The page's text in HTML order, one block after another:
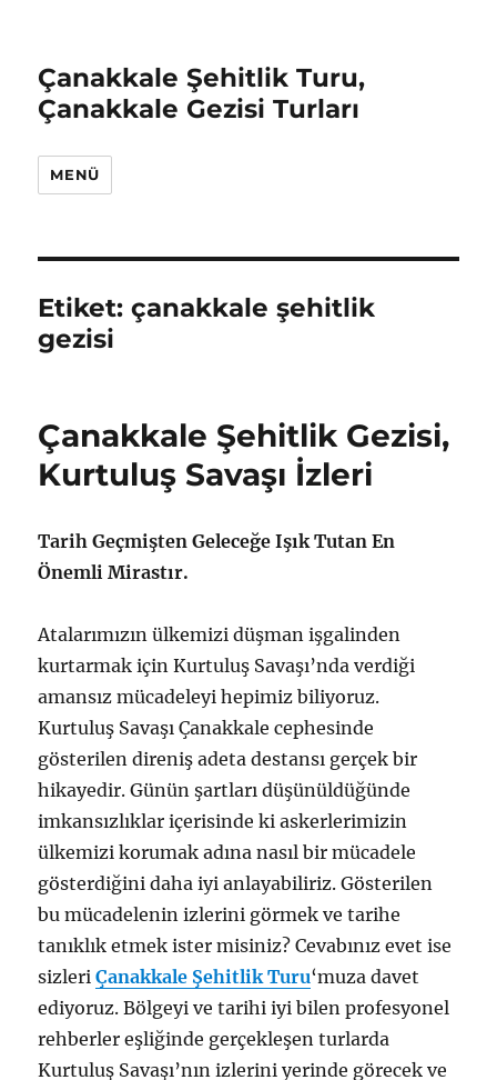
Çanakkale Şehitlik Turu,
Çanakkale Gezisi Turları
MENÜ
Etiket:çanakkale şehitlik
gezisi
Çanakkale Şehitlik Gezisi,
Kurtuluş Savaşı İzleri
Tarih Geçmişten Geleceğe Işık Tutan En
Önemli Mirastır.
Atalarımızın ülkemizi düşman işgalinden
kurtarmak için Kurtuluş Savaşı’nda verdiği
amansız mücadeleyi hepimiz biliyoruz.
Kurtuluş Savaşı Çanakkale cephesinde
gösterilen direniş adeta destansı gerçek bir
hikayedir. Günün şartları düşünüldüğünde
imkansızlıklar içerisinde ki askerlerimizin
ülkemizi korumak adına nasıl bir mücadele
gösterdiğini daha iyi anlayabiliriz. Gösterilen
bu mücadelenin izlerini görmek ve tarihe
tanıklık etmek ister misiniz? Cevabınız evet ise
sizleriÇanakkale Şehitlik Turu‘muza davet
ediyoruz. Bölgeyi ve tarihi iyi bilen profesyonel
rehberler eşliğinde gerçekleşen turlarda
Kurtuluş Savaşı’nın izlerini yerinde görecek ve